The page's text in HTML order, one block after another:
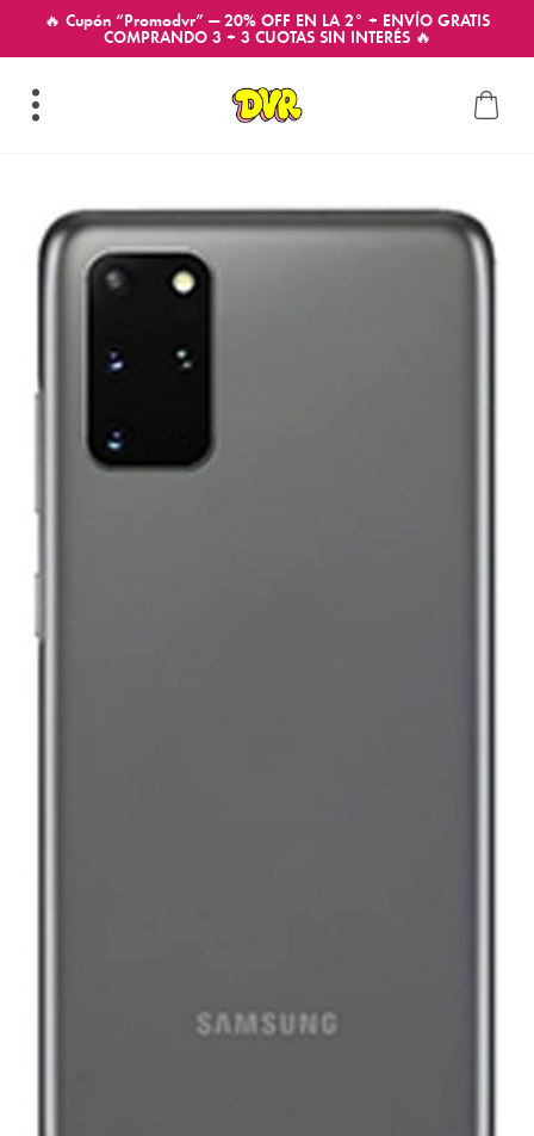
🔥 Cupón “Promodvr” — 20% OFF EN LA 2° + ENVÍO GRATIS
COMPRANDO 3 + 3 CUOTAS SIN INTERÉS 🔥